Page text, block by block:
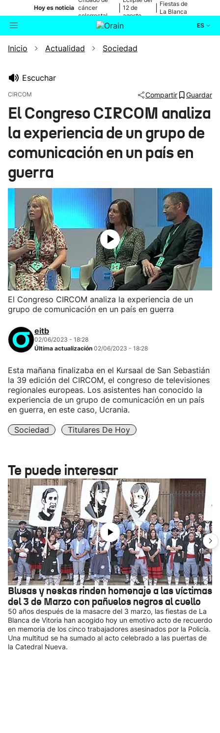
Hoy es noticia cáncer
colorrectal
12 de
agosto
Fiestas de
La Blanca
ES
Buscador Actualidad
Ikusmiran
Eguraldia
Inicio Actualidad Sociedad
Escuchar
CIRCOM Compartir Guardar
El Congreso CIRCOM analiza
la experiencia de un grupo de
comunicación en un país en
guerra
El Congreso CIRCOM analiza la experiencia de un
grupo de comunicación en un país en guerra
eitb
02/06/2023 - 18:28
Última actualización 02/06/2023 - 18:28
Esta mañana finalizaba en el Kursaal de San Sebastián
la 39 edición del CIRCOM, el congreso de televisiones
regionales europeas. Los asistentes han conocido la
experiencia de un grupo de comunicación en un país
en guerra, en este caso, Ucrania.
Sociedad Titulares De Hoy
Te puede interesar
Blusas y neskas rinden homenaje a las víctimas
del 3 de Marzo con pañuelos negros al cuello
50 años después de la masacre del 3 marzo, las fiestas de La
Blanca de Vitoria han acogido hoy un emotivo acto de recuerdo
en memoria de los cinco trabajadores asesinados por la Policía.
Una multitud se ha sumado al acto celebrado a las puertas de
la Catedral Nueva.